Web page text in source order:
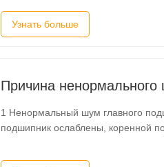
Узнать больше
Причина ненормального
1 Ненормальный шум главного
подшипник ослаблены, коренной
хода двигателя очень велики,